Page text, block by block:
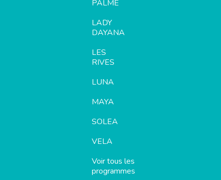
PALME
LADY
DAYANA
LES
RIVES
LUNA
MAYA
SOLEA
VELA
Voir tous les
programmes